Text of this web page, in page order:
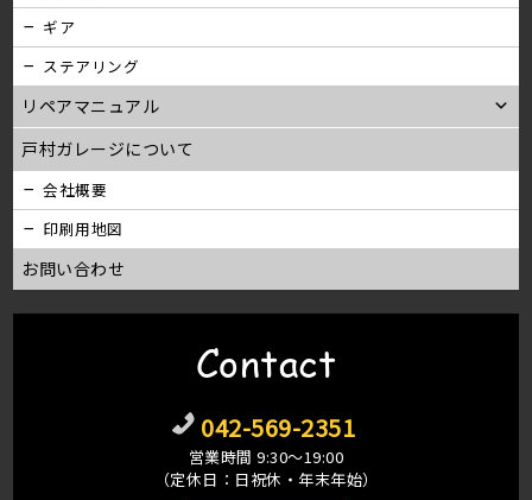
ギア
ステアリング
リペアマニュアル
戸村ガレージについて
会社概要
印刷用地図
お問い合わせ
Contact
042-569-2351
営業時間 9:30〜19:00
（定休日：日祝休・年末年始）